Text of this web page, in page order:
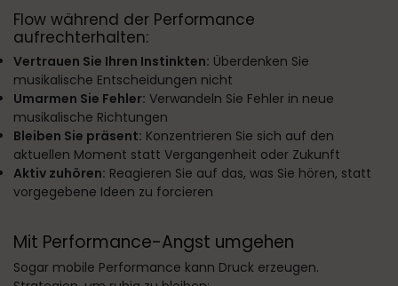
Flow während der Performance
aufrechterhalten:
Vertrauen Sie Ihren Instinkten: Überdenken Sie
musikalische Entscheidungen nicht
Umarmen Sie Fehler: Verwandeln Sie Fehler in neue
musikalische Richtungen
Bleiben Sie präsent: Konzentrieren Sie sich auf den
aktuellen Moment statt Vergangenheit oder Zukunft
Aktiv zuhören: Reagieren Sie auf das, was Sie hören, statt
vorgegebene Ideen zu forcieren
Mit Performance-Angst umgehen
Sogar mobile Performance kann Druck erzeugen.